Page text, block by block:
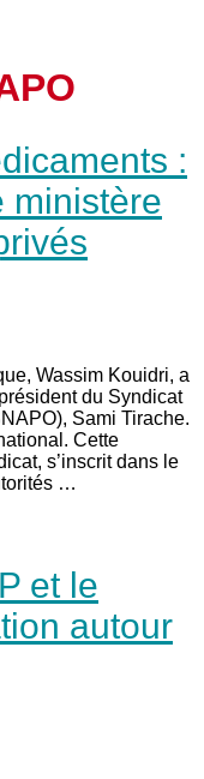
:
ministère
Wassim Kouidri, a
du Syndicat
Sami Tirache.
Cette
s’inscrit dans le
…
et le
autour